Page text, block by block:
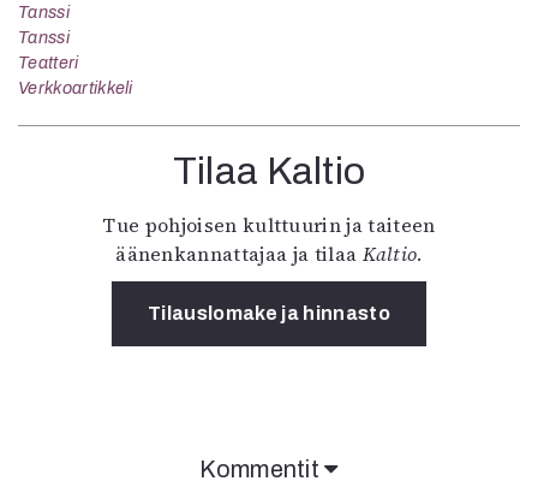
Tanssi
Tanssi
Teatteri
Verkkoartikkeli
Tilaa Kaltio
Tue pohjoisen kulttuurin ja taiteen
äänenkannattajaa ja tilaa Kaltio.
Tilauslomake ja hinnasto
Kommentit